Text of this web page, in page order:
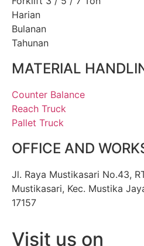
Harian
Bulanan
Tahunan
MATERIAL
Counter Balance
Reach Truck
Pallet Truck
OFFICE AND
Jl. Raya Mustikasari No.43,
Mustikasari, Kec. Mustika
17157
Visit us on